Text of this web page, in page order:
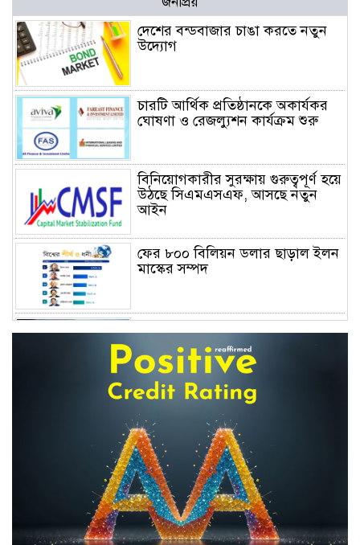
দেশের বন্ডবাজার চাঙা করতে নতুন
উদ্যোগ
চারটি আর্থিক প্রতিষ্ঠানকে অকার্যকর
ঘোষণা ও রেজল্যুশন কার্যক্রম শুরু
বিনিয়োগকারীর সুরক্ষায় গুরুত্বপূর্ণ হয়ে
উঠছে সিএমএসএফ, আসছে নতুন
আইন
ফের ৮০০ বিলিয়ন ডলার ছাড়াল ইলন
মাস্কের সম্পদ
সংকট, দক্ষতার ঘাটতি এবং
পুনর্জাগরণের রূপরেখা